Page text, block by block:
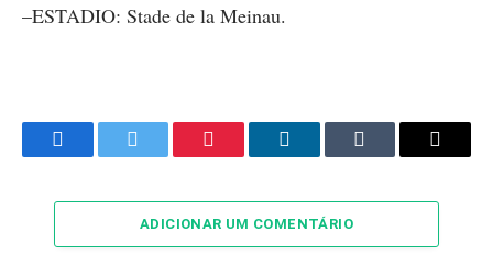
–ESTADIO: Stade de la Meinau.
FacebookTwitter Pinterest LinkedInTumblr Email
ADICIONAR UM COMENTÁRIO